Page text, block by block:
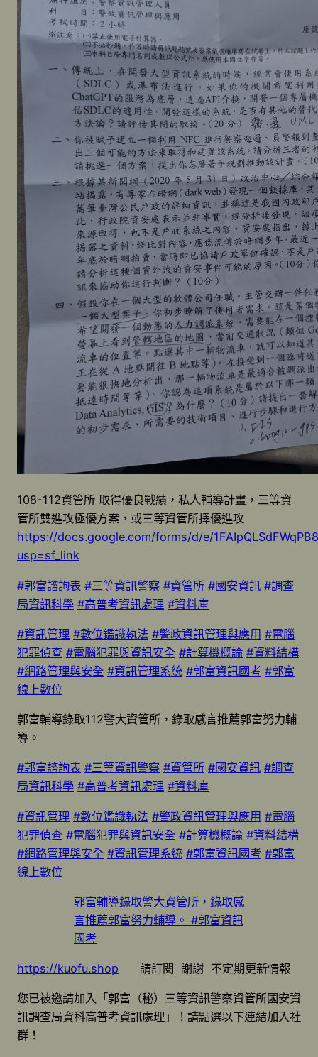
108-112資管所 取得優良戰績，私人輔導計畫，三等資
管所雙進攻極優方案，或三等資管所擇優進攻
https://docs.google.com/forms/d/e/
usp=sf_link
#郭富諮詢表 #三等資訊警察 #資管所 #國安資訊 #調查
局資訊科學 #高普考資訊處理 #資料庫
#資訊管理 #數位鑑識執法 #警政資訊管理與應用 #電腦
犯罪偵查 #電腦犯罪與資訊安全 #計算機概論 #資料結構
#網路管理與安全 #資訊管理系統 #郭富資訊國考 #郭富
線上數位
郭富輔導錄取112警大資管所，錄取感言推薦郭富努力輔
導。
#郭富諮詢表 #三等資訊警察 #資管所 #國安資訊 #調查
局資訊科學 #高普考資訊處理 #資料庫
#資訊管理 #數位鑑識執法 #警政資訊管理與應用 #電腦
犯罪偵查 #電腦犯罪與資訊安全 #計算機概論 #資料結構
#網路管理與安全 #資訊管理系統 #郭富資訊國考 #郭富
線上數位
郭富輔導錄取警大資管所，錄取感
言推薦郭富努力輔導。 #郭富資訊
國考
https://kuofu.shop 請訂閱 謝謝 不定期更新情報
您已被邀請加入「郭富（秘）三等資訊警察資管所國安資
訊調查局資科高普考資訊處理」！請點選以下連結加入社
群！